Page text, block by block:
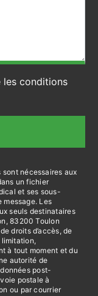
les conditions
nécessaires aux
un fichier
et ses sous-
message. Les
seuls destinataires
83200 Toulon
droits d’accès, de
à tout moment et du
autorité de
post-
postale à
ou par courrier